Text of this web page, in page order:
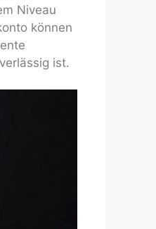
Niveau
können
ist.